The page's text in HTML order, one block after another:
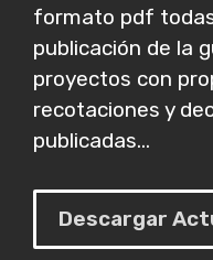
formato pdf
publicación de la
proyectos con
recotaciones y
publicadas...
Descargar